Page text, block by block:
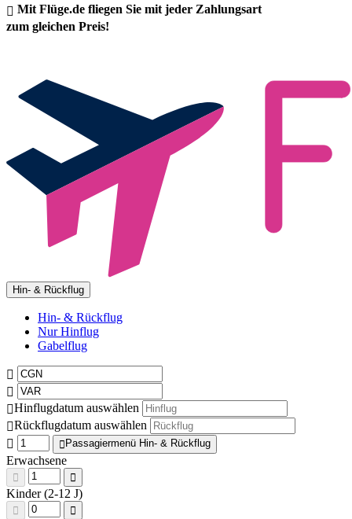
Mit Flüge.de fliegen Sie mit jeder Zahlungsart
zum gleichen Preis!
Hin- & Rückflug
Hin- & Rückflug
Nur Hinflug
Gabelflug
Hinflugdatum auswählen
Rückflugdatum auswählen
Passagiermenü Hin- & Rückflug
Erwachsene
Kinder (2-12 J)